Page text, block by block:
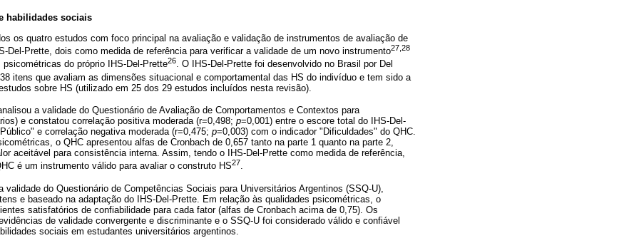
habilidades sociais
os quatro estudos com foco principal na avaliação e validação de instrumentos de avaliação de
Del-Prette, dois como medida de referência para verificar a validade de um novo instrumento27,28
do próprio IHS-Del-Prette26. O IHS-Del-Prette foi desenvolvido no Brasil por Del
38 itens que avaliam as dimensões situacional e comportamental das HS do indivíduo e tem sido a
sobre HS (utilizado em 25 dos 29 estudos incluídos nesta revisão).
a validade do Questionário de Avaliação de Comportamentos e Contextos para
e constatou correlação positiva moderada (r=0,498; p=0,001) entre o escore total do IHS-Del-
e correlação negativa moderada (r=0,475; p=0,003) com o indicador "Dificuldades" do QHC.
o QHC apresentou alfas de Cronbach de 0,657 tanto na parte 1 quanto na parte 2,
aceitável para consistência interna. Assim, tendo o IHS-Del-Prette como medida de referência,
é um instrumento válido para avaliar o construto HS27.
validade do Questionário de Competências Sociais para Universitários Argentinos (SSQ-U),
e baseado na adaptação do IHS-Del-Prette. Em relação às qualidades psicométricas, o
satisfatórios de confiabilidade para cada fator (alfas de Cronbach acima de 0,75). Os
de validade convergente e discriminante e o SSQ-U foi considerado válido e confiável
sociais em estudantes universitários argentinos.